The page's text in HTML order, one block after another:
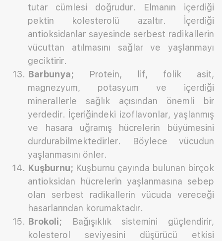
tutar cümlesi doğrudur. Elmanın içerdiği
pektin kolesterolü azaltır. İçerdiği
antioksidanlar sayesinde serbest radikallerin
vücuttan atılmasını sağlar ve yaşlanmayı
geciktirir.
Barbunya; Protein, lif, folik asit,
magnezyum, potasyum ve içerdiği
minerallerle sağlık açısından önemli bir
yerdedir. İçeriğindeki izoflavonlar, yaşlanmış
ve hasara uğramış hücrelerin büyümesini
durdurabilmektedirler. Böylece vücudun
yaşlanmasını önler.
Kuşburnu; Kuşburnu çayında bulunan birçok
antioksidan hücrelerin yaşlanmasına sebep
olan serbest radikallerin vücuda vereceği
hasarlarından korumaktadır.
Brokoli; Bağışıklık sistemini güçlendirir,
kolesterol seviyesini düşürücü etkisi